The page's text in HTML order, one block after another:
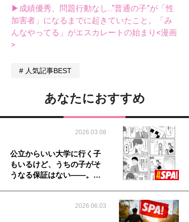
▶成績優秀、問題行動なし...“普通の子”が「性
加害者」になるまでに起きていたこと。「み
んなやってる」がエスカレートの始まり<漫画
>
人気記事BEST
あなたにおすすめ
2026.03.08
公立からいい大学に行く子
もいるけど、うちの子がそ
うなる保証はない――。…
2026.06.03